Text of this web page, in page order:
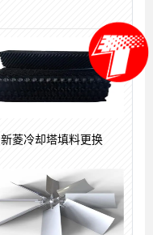
新菱冷却塔填料更换